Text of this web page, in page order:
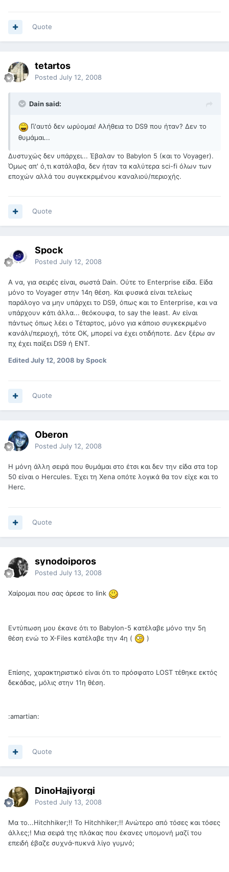
Quote
tetartos
Posted July 12, 2008
Dain said:
Γι'αυτό δεν ωρύομαι! Αλήθεια το DS9 που ήταν? Δεν το
θυμάμαι...
Δυστυχώς δεν υπάρχει... Έβαλαν το Babylon 5 (και το Voyager).
Όμως απ' ό,τι κατάλαβα, δεν ήταν τα καλύτερα sci-fi όλων των
εποχών αλλά του συγκεκριμένου καναλιού/περιοχής.
Quote
Spock
Posted July 12, 2008
A να, για σειρές είναι, σωστά Dain. Ούτε το Enterprise είδα. Είδα
μόνο το Voyager στην 14η θέση. Και φυσικά είναι τελείως
παράλογο να μην υπάρχει το DS9, όπως και το Enterprise, και να
υπάρχουν κάτι άλλα... θεόκουφα, to say the least. Αν είναι
πάντως όπως λέει ο Τέταρτος, μόνο για κάποιο συγκεκριμένο
κανάλι/περιοχή, τότε ΟΚ, μπορεί να έχει οτιδήποτε. Δεν ξέρω αν
πχ έχει παίξει DS9 ή ΕΝΤ.
EditedJuly 12, 2008 by Spock
Quote
Oberon
Posted July 12, 2008
H μόνη άλλη σειρά που θυμάμαι στο έτσι και δεν την είδα στα top
50 είναι ο Hercules. Έχει τη Xena οπότε λογικά θα τον είχε και το
Herc.
Quote
synodoiporos
Posted July 13, 2008
Χαίρομαι που σας άρεσε το link
Εντύπωση μου έκανε ότι το Babylon-5 κατέλαβε μόνο την 5η
θέση ενώ το X-Files κατέλαβε την 4η (
)
Επίσης, χαρακτηριστικό είναι ότι το πρόσφατο LOST τέθηκε εκτός
δεκάδας, μόλις στην 11η θέση.
:amartian:
Quote
DinoHajiyorgi
Posted July 13, 2008
Μα το...Hitchhiker;!! Το Hitchhiker;!! Ανώτερο από τόσες και τόσες
άλλες;! Μια σειρά της πλάκας που έκανες υπομονή μαζί του
επειδή έβαζε συχνά-πυκνά λίγο γυμνό;